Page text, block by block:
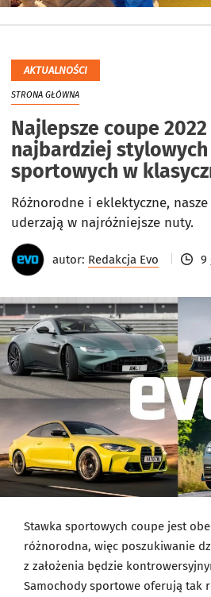
AKTUALNOŚCI
STRONA GŁÓWNA
Najlepsze coupe
najbardziej
sportowych w
Różnorodne i eklektyczne,
uderzają w najróżniejsze nuty.
autor: Redakcja Evo 9
Stawka sportowych coupe jest
różnorodna, więc poszukiwanie
z założenia będzie
Samochody sportowe oferują tak